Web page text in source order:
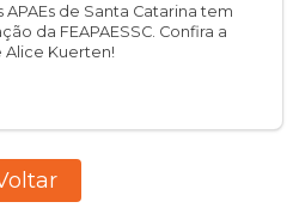
APAEs de Santa Catarina tem
da FEAPAESSC. Confira a
Kuerten!